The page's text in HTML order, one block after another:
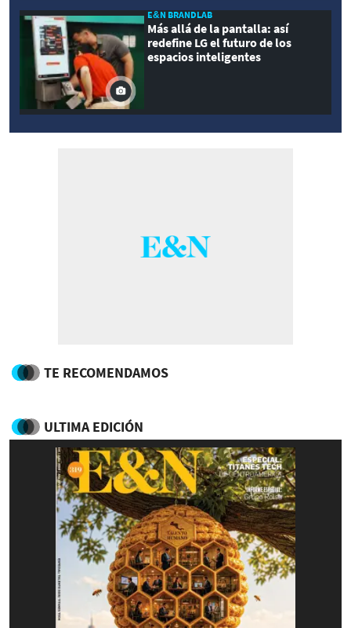
E&N BRANDLAB
Más allá de la pantalla: así
redefine LG el futuro de los
espacios inteligentes
TE RECOMENDAMOS
ULTIMA EDICIÓN